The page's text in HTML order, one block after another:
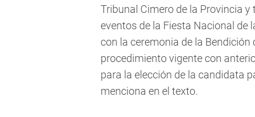
Tribunal Cimero de la Provincia
eventos de la Fiesta Nacional de
con la ceremonia de la Bendición
procedimiento vigente con
para la elección de la candidata
menciona en el texto.